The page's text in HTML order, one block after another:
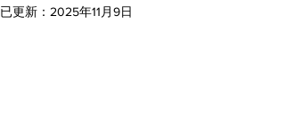
已更新： 2025年11月9日